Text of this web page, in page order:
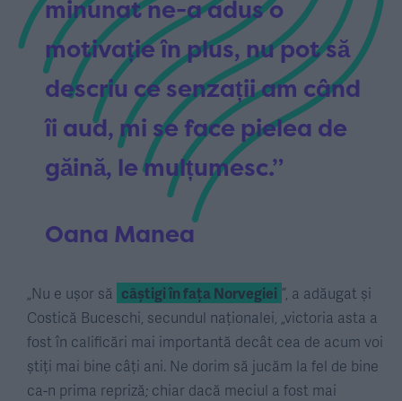
minunat ne-a adus o
motivație în plus, nu pot să
descriu ce senzații am când
îi aud, mi se face pielea de
găină, le mulțumesc.”
Oana Manea
„Nu e ușor să câștigi în fața Norvegiei ”, a adăugat și
Costică Buceschi, secundul naționalei, „victoria asta a
fost în calificări mai importantă decât cea de acum voi
știți mai bine câți ani. Ne dorim să jucăm la fel de bine
ca-n prima repriză; chiar dacă meciul a fost mai